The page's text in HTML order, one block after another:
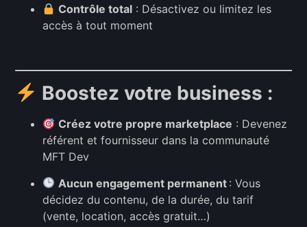
Contrôle total : Désactivez ou limitez les
accès à tout moment
Boostez votre business :
Créez votre propre marketplace : Devenez
référent et fournisseur dans la communauté
MFT Dev
Aucun engagement permanent : Vous
décidez du contenu, de la durée, du tarif
(vente, location, accès gratuit…)